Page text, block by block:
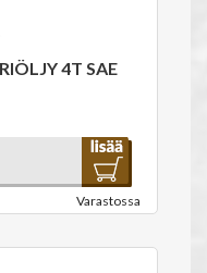
4T SAE
Varastossa